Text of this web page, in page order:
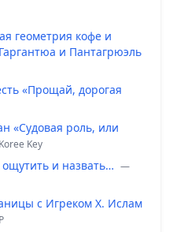
геометрия кофе и
и Пантагрюэль
«Прощай, дорогая
«Судовая роль, или
Key
и назвать… —
с Игреком Х. Ислам